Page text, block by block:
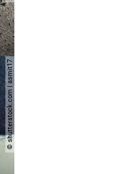
© shutterstock.com | asmit17